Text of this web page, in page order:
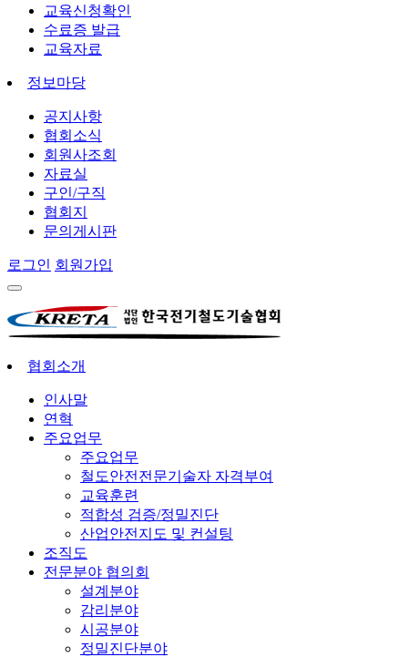
교육신청확인
수료증 발급
교육자료
정보마당
공지사항
협회소식
회원사조회
자료실
구인/구직
협회지
문의게시판
로그인 회원가입
협회소개
인사말
연혁
주요업무
주요업무
철도안전전문기술자 자격부여
교육훈련
적합성 검증/정밀진단
산업안전지도 및 컨설팅
조직도
전문분야 협의회
설계분야
감리분야
시공분야
정밀진단분야